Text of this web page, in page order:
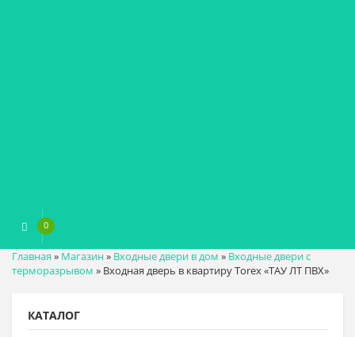
0
Главная » Магазин» Входные двери в дом » Входные двери с
терморазрывом » Входная дверь в квартиру Torex «ТАУ ЛТ ПВХ»
КАТАЛОГ